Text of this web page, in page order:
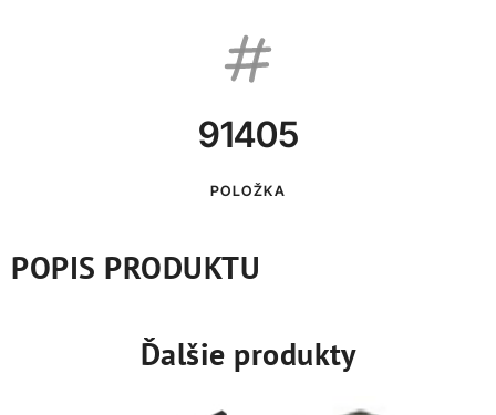
91405
POLOŽKA
POPIS PRODUKTU
Ďalšie produkty